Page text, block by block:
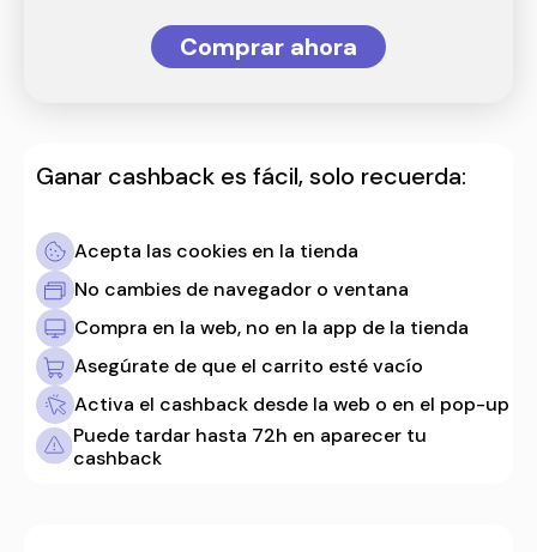
Comprar ahora
Ganar cashback es fácil, solo recuerda:
Acepta las cookies en la tienda
No cambies de navegador o ventana
Compra en la web, no en la app de la tienda
Asegúrate de que el carrito esté vacío
Activa el cashback desde la web o en el pop-up
Puede tardar hasta 72h en aparecer tu
cashback